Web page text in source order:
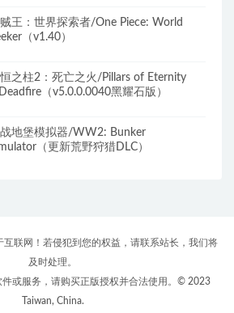
王：世界探索者/One Piece: World
（v1.40）
之柱2：死亡之火/Pillars of Eternity
（v5.0.0.0040黑耀石版）
地堡模拟器/WW2: Bunker
（更新荒野狩猎DLC）
互联网！若侵犯到您的权益，请联系站长，我们将
及时处理。
或服务，请购买正版授权并合法使用。© 2023
Taiwan, China.